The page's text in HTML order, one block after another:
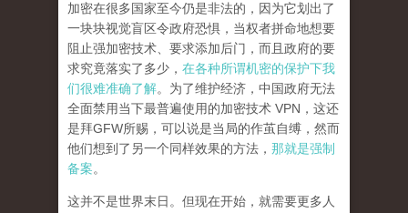
加密在很多国家至今仍是非法的，因为它划出了
一块块视觉盲区令政府恐惧，当权者拼命地想要
阻止强加密技术、要求添加后门，而且政府的要
求究竟落实了多少， 在各种所谓机密的保护下我
们很难准确了解。为了维护经济，中国政府无法
全面禁用当下最普遍使用的加密技术 VPN，这还
是拜GFW所赐，可以说是当局的作茧自缚，然而
他们想到了另一个同样效果的方法， 那就是强制
备案。
这并不是世界末日。但现在开始，就需要更多人